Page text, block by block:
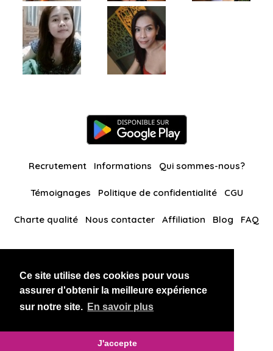
Ce site utilise des cookies pour vous
assurer d'obtenir la meilleure expérience
sur notre site. En savoir plus
J'accepte
Recrutement Informations Qui sommes-nous?
Témoignages Politique de confidentialité CGU
Charte qualité Nous contacter Affiliation Blog FAQ
BlackAndBeauties RussianKisses